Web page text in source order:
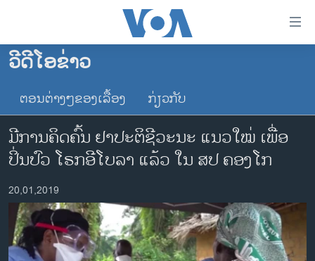
ເຂົ້າ
ຂ້າມ
ຂ້າມ
ໄປ
ຫາ
ຊອກ
ຄົ້ນ
ໂຮມເພຈ
ລາວ
ອາເມຣິກາ
ການເລືອກຕັ້ງ ປະທານາທີບໍດີ ສະຫະລັດ 2024
ໂລກ
ເອເຊຍ
ອິດສະຫຼະພາບດ້ານການຂ່າວ
ວີດີໂອຂ່າວ
ຕອນຕ່າງໆຂອງເລື້ອງ ກ່ຽວກັບ
ມີ​ການ​ຄິດ​ຄົ້ນ ຢາປະ​ຕິ​ຊີ​ວະ​ນະ ແນວ​ໃໝ່ ​ເພື່ອ​
ປິ່ນ​ປົວ ໂຣກ​ອີ​ໂບ​ລາ ​ແລ້ວ​ ໃນ ສ​ປ ຄອງ​ໂກ
20,01,2019